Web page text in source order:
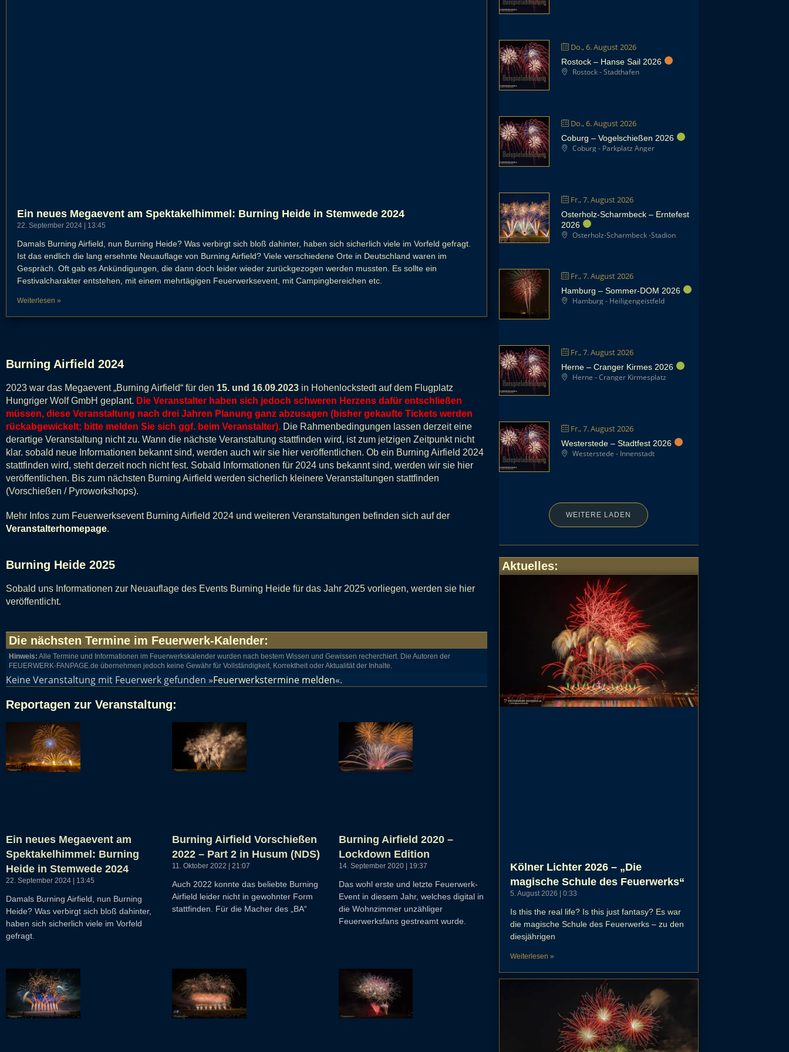
Ein neues Megaevent am Spektakelhimmel: Burning Heide in Stemwede 2024
22. September 2024 13:45
Damals Burning Airfield, nun Burning Heide? Was verbirgt sich bloß dahinter, haben sich sicherlich viele im Vorfeld gefragt.
Ist das endlich die lang ersehnte Neuauflage von Burning Airfield? Viele verschiedene Orte in Deutschland waren im
Gespräch. Oft gab es Ankündigungen, die dann doch leider wieder zurückgezogen werden mussten. Es sollte ein
Festivalcharakter entstehen, mit einem mehrtägigen Feuerwerksevent, mit Campingbereichen etc.
Weiterlesen »
Burning Airfield 2024
2023 war das Megaevent „Burning Airfield“ für den 15. und 16.09.2023 in Hohenlockstedt auf dem Flugplatz
Hungriger Wolf GmbH geplant. Die Veranstalter haben sich jedoch schweren Herzens dafür entschließen
müssen, diese Veranstaltung nach drei Jahren Planung ganz abzusagen (bisher gekaufte Tickets werden
rückabgewickelt; bitte melden Sie sich ggf. beim Veranstalter). Die Rahmenbedingungen lassen derzeit eine
derartige Veranstaltung nicht zu. Wann die nächste Veranstaltung stattfinden wird, ist zum jetzigen Zeitpunkt nicht
klar. sobald neue Informationen bekannt sind, werden auch wir sie hier veröffentlichen. Ob ein Burning Airfield 2024
stattfinden wird, steht derzeit noch nicht fest. Sobald Informationen für 2024 uns bekannt sind, werden wir sie hier
veröffentlichen. Bis zum nächsten Burning Airfield werden sicherlich kleinere Veranstaltungen stattfinden
(Vorschießen / Pyroworkshops).
Mehr Infos zum Feuerwerksevent Burning Airfield 2024 und weiteren Veranstaltungen befinden sich auf der
Veranstalterhomepage.
Burning Heide 2025
Sobald uns Informationen zur Neuauflage des Events Burning Heide für das Jahr 2025 vorliegen, werden sie hier
veröffentlicht.
Die nächsten Termine im Feuerwerk-Kalender:
Hinweis: Alle Termine und Informationen im Feuerwerkskalender wurden nach bestem Wissen und Gewissen recherchiert. Die Autoren der
FEUERWERK-FANPAGE.de übernehmen jedoch keine Gewähr für Vollständigkeit, Korrektheit oder Aktualität der Inhalte.
Keine Veranstaltung mit Feuerwerk gefunden »Feuerwerkstermine melden«.
Reportagen zur Veranstaltung:
Ein neues Megaevent am
Spektakelhimmel: Burning
Heide in Stemwede 2024
22. September 2024 13:45
Damals Burning Airfield, nun Burning
Heide? Was verbirgt sich bloß dahinter,
haben sich sicherlich viele im Vorfeld
gefragt.
Burning Airfield Vorschießen
2022 – Part 2 in Husum (NDS)
11. Oktober 2022 21:07
Auch 2022 konnte das beliebte Burning
Airfield leider nicht in gewohnter Form
stattfinden. Für die Macher des „BA“
Burning Airfield 2020 –
Lockdown Edition
14. September 2020 19:37
Das wohl erste und letzte Feuerwerk-
Event in diesem Jahr, welches digital in
die Wohnzimmer unzähliger
Feuerwerksfans gestreamt wurde.
Do., 6. August 2026
Rostock – Hanse Sail 2026
Rostock - Stadthafen
Do., 6. August 2026
Coburg – Vogelschießen 2026
Coburg - Parkplatz Anger
Fr., 7. August 2026
Osterholz-Scharmbeck – Erntefest
2026
Osterholz-Scharmbeck -Stadion
Fr., 7. August 2026
Hamburg – Sommer-DOM 2026
Hamburg - Heiligengeistfeld
Fr., 7. August 2026
Herne – Cranger Kirmes 2026
Herne - Cranger Kirmesplatz
Fr., 7. August 2026
Westerstede – Stadtfest 2026
Westerstede - Innenstadt
WEITERE LADEN
Aktuelles:
Kölner Lichter 2026 – „Die
magische Schule des Feuerwerks“
5. August 2026 0:33
Is this the real life? Is this just fantasy? Es war
die magische Schule des Feuerwerks – zu den
diesjährigen
Weiterlesen »